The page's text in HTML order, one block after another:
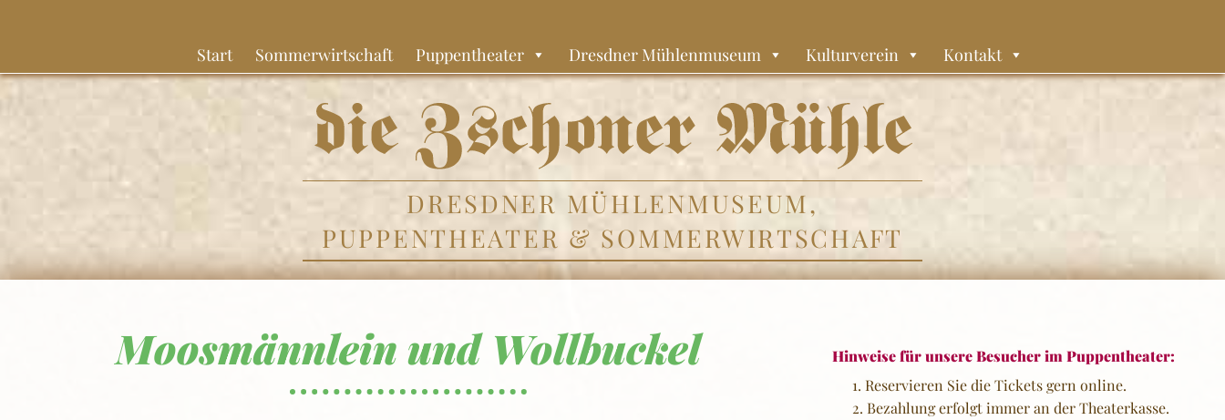
Start Sommerwirtschaft Puppentheater Dresdner Mühlenmuseum Kulturverein Kontakt
DRESDNER MÜHLENMUSEUM,
PUPPENTHEATER & SOMMERWIRTSCHAFT
Moosmännlein und Wollbuckel
Hinweise für unsere Besucher im Puppentheater:
Reservieren Sie die Tickets gern online.
Bezahlung erfolgt immer an der Theaterkasse.